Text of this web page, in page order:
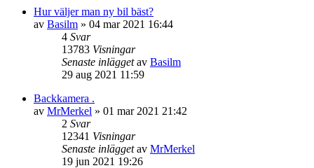
Hur väljer man ny bil bäst?
av Basilm » 04 mar 2021 16:44
4 Svar
13783 Visningar
Senaste inläggetav Basilm
29 aug 2021 11:59
Backkamera .
av MrMerkel » 01 mar 2021 21:42
2 Svar
12341 Visningar
Senaste inläggetav MrMerkel
19 jun 2021 19:26